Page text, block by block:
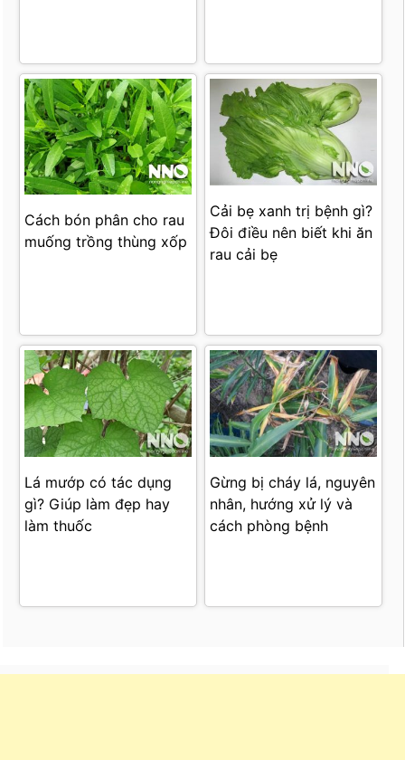
Cách bón phân cho rau
muống trồng thùng xốp
Cải bẹ xanh trị bệnh gì?
Đôi điều nên biết khi ăn
rau cải bẹ
Lá mướp có tác dụng
gì? Giúp làm đẹp hay
làm thuốc
Gừng bị cháy lá, nguyên
nhân, hướng xử lý và
cách phòng bệnh